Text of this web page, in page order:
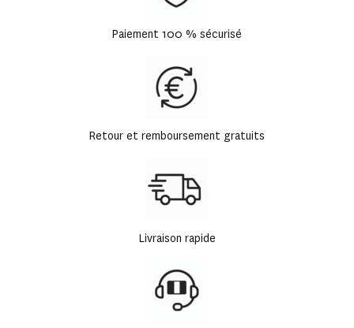
Paiement 100 % sécurisé
Retour et remboursement gratuits
Livraison rapide